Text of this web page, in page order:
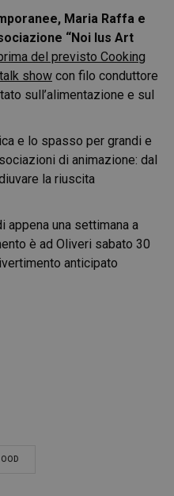
Maria Raffa e
“Noi Ius Art
del previsto Cooking
show con filo conduttore
sull’alimentazione e sul
e lo spasso per grandi e
di animazione: dal
la riuscita
appena una settimana a
è ad Oliveri sabato 30
anticipato